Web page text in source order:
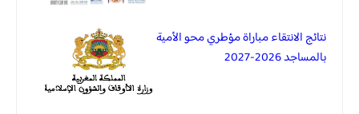
نتائج الانتقاء مباراة مؤطري محو الأمية
بالمساجد 2026-2027